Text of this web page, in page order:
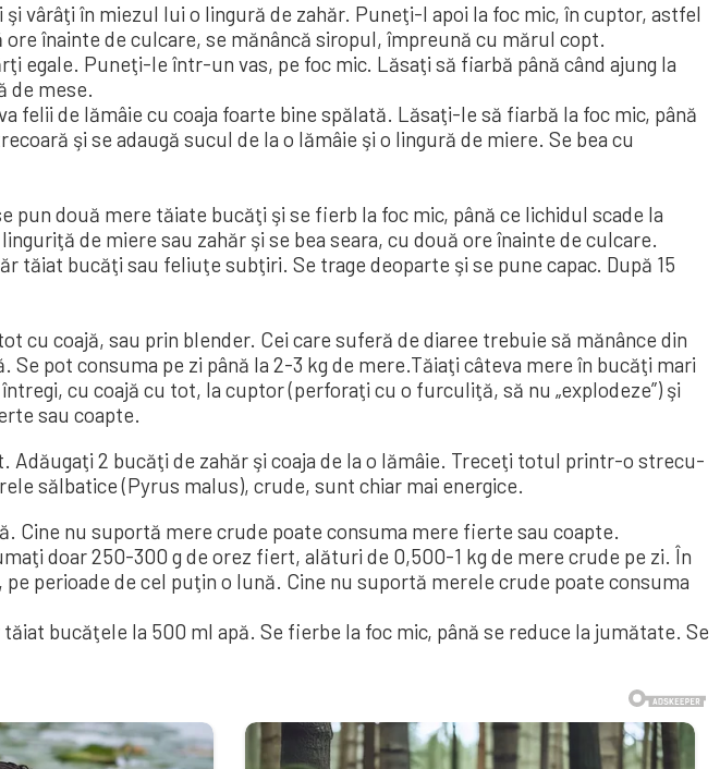
vârâţi în miezul lui o lingură de zahăr. Puneţi-l apoi la foc mic, în cuptor, astfel
înainte de cul­care, se mănâncă siropul, împreună cu mărul copt.
egale. Puneţi-le într-un vas, pe foc mic. Lăsaţi să fiarbă până când ajung la
de mese.
felii de lămâie cu coaja foarte bine spă­lată. Lăsaţi-le să fiarbă la foc mic, până
şi se adaugă sucul de la o lămâie şi o lingură de mie­re. Se bea cu
pun două mere tăiate bucăţi şi se fierb la foc mic, până ce lichidul scade la
de miere sau zahăr şi se bea seara, cu două ore înainte de culcare.
tăiat bucăţi sau feliuţe subţiri. Se trage deoparte şi se pune capac. După 15
coajă, sau prin blender. Cei care suferă de diaree trebuie să mănânce din
pot consuma pe zi până la 2-3 kg de mere.Tăiaţi câteva mere în bucăţi mari
cu coajă cu tot, la cuptor (perforaţi cu o furculiţă, să nu „explodeze”) şi
sau coapte.
2 bucăţi de zahăr şi coaja de la o lă­mâie. Tre­ceţi totul printr-o stre­cu­
săl­ba­tice (Py­rus malus), cru­­de, sunt chiar mai ener­gice.
Cine nu suportă mere crude poate consuma mere fierte sau coapte.
doar 250-300 g de orez fiert, alături de 0,500-1 kg de mere crude pe zi. În
perioade de cel puţin o lună. Cine nu suportă merele crude poate consuma
bu­că­ţele la 500 ml apă. Se fier­be la foc mic, până se reduce la ju­mă­tate. Se